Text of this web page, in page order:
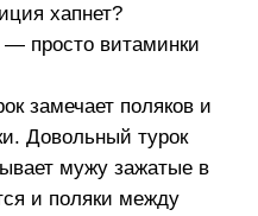
хапнет?
просто витаминки
замечает поляков и
Довольный турок
мужу зажатые в
и поляки между